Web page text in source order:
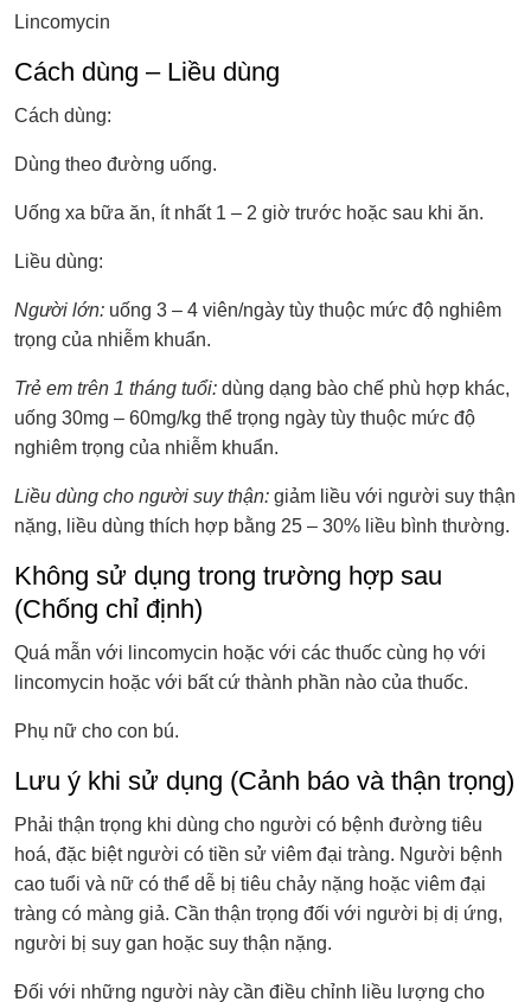
Lincomycin
Cách dùng – Liều dùng
Cách dùng:
Dùng theo đường uống.
Uống xa bữa ăn, ít nhất 1 – 2 giờ trước hoặc sau khi ăn.
Liều dùng:
Người lớn: uống 3 – 4 viên/ngày tùy thuộc mức độ nghiêm
trọng của nhiễm khuẩn.
Trẻ em trên 1 tháng tuổi: dùng dạng bào chế phù hợp khác,
uống 30mg – 60mg/kg thể trọng ngày tùy thuộc mức độ
nghiêm trọng của nhiễm khuẩn.
Liều dùng cho người suy thận: giảm liều với người suy thận
nặng, liều dùng thích hợp bằng 25 – 30% liều bình thường.
Không sử dụng trong trường hợp sau
(Chống chỉ định)
Quá mẫn với lincomycin hoặc với các thuốc cùng họ với
lincomycin hoặc với bất cứ thành phần nào của thuốc.
Phụ nữ cho con bú.
Lưu ý khi sử dụng (Cảnh báo và thận trọng)
Phải thận trọng khi dùng cho người có bệnh đường tiêu
hoá, đặc biệt người có tiền sử viêm đại tràng. Người bệnh
cao tuổi và nữ có thể dễ bị tiêu chảy nặng hoặc viêm đại
tràng có màng giả. Cần thận trọng đối với người bị dị ứng,
người bị suy gan hoặc suy thận nặng.
Đối với những người này cần điều chỉnh liều lượng cho